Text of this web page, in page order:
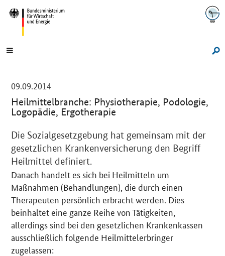
Navigation
Hauptmenü
09.09.2014
Heilmittelbranche: Physiotherapie, Podologie,
Logopädie, Ergotherapie
Die Sozialgesetzgebung hat gemeinsam mit der
gesetzlichen Krankenversicherung den Begriff
Heilmittel definiert.
Danach handelt es sich bei Heilmitteln um
Maßnahmen (Behandlungen), die durch einen
Therapeuten persönlich erbracht werden. Dies
beinhaltet eine ganze Reihe von Tätigkeiten,
allerdings sind bei den gesetzlichen Krankenkassen
ausschließlich folgende Heilmittelerbringer
zugelassen: